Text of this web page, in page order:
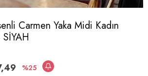
Carmen Yaka Midi Kadın
25